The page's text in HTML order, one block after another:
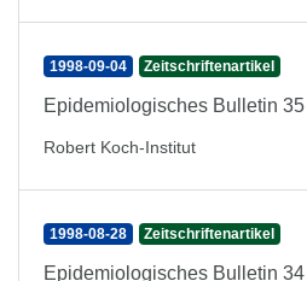
1998-09-04 Zeitschriftenartikel
Epidemiologisches Bulletin
Robert Koch-Institut
1998-08-28 Zeitschriftenartikel
Epidemiologisches Bulletin